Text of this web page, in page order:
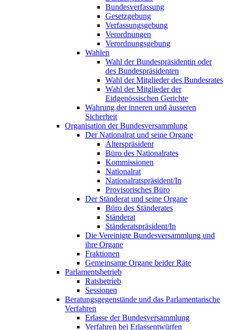
Bundesverfassung
Gesetzgebung
Verfassungsgebung
Verordnungen
Verordnungsgebung
Wahlen
Wahl der Bundespräsidentin oder
des Bundespräsidenten
Wahl der Mitglieder des Bundesrates
Wahl der Mitglieder der
Eidgenössischen Gerichte
Wahrung der inneren und äusseren
Sicherheit
Organisation der Bundesversammlung
Der Nationalrat und seine Organe
Alterspräsident
Büro des Nationalrates
Kommissionen
Nationalrat
Nationalratspräsident/In
Provisorisches Büro
Der Ständerat und seine Organe
Büro des Ständerates
Ständerat
Ständeratspräsident/In
Die Vereinigte Bundesversammlung und
ihre Organe
Fraktionen
Gemeinsame Organe beider Räte
Parlamentsbetrieb
Ratsbetrieb
Sessionen
Beratungsgegenstände und das Parlamentarische
Verfahren
Erlasse der Bundesversammlung
Verfahren bei Erlassentwürfen